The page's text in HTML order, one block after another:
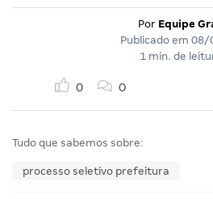
Por Equipe
Publicado em 08/
1 min. de
0 0
Tudo que sabemos sobre:
processo seletivo prefeitura